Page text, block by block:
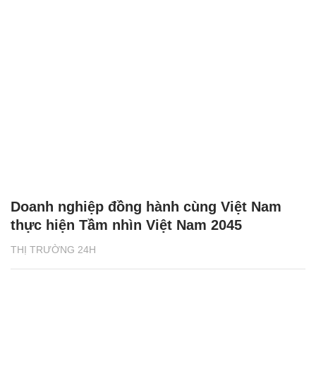
THỊ TRƯỜNG 24H
Doanh nghiệp đồng hành cùng Việt Nam
thực hiện Tầm nhìn Việt Nam 2045